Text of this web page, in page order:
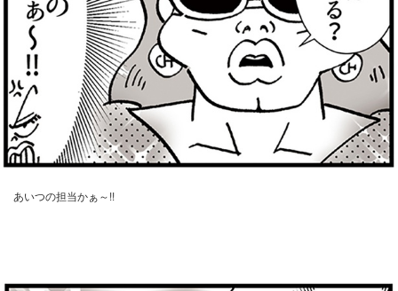
あいつの担当かぁ～!!